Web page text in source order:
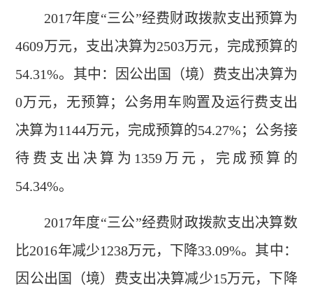
2017年度“三公”经费财政拨款支出预算为
4609万元，支出决算为2503万元，完成预算的
54.31%。其中：因公出国（境）费支出决算为
0万元，无预算；公务用车购置及运行费支出
决算为1144万元，完成预算的54.27%；公务接
待费支出决算为1359万元，完成预算的
54.34%。
2017年度“三公”经费财政拨款支出决算数
比2016年减少1238万元，下降33.09%。其中：
因公出国（境）费支出决算减少15万元，下降